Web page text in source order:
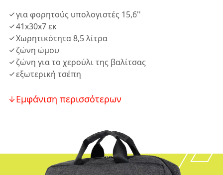
για φορητούς υπολογιστές 15,6''
41x30x7 εκ
Χωρητικότητα 8,5 λίτρα
ζώνη ώμου
ζώνη για το χερούλι της βαλίτσας
εξωτερική τσέπη
Εμφάνιση περισσότερων